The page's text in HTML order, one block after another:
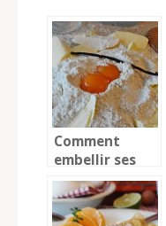
Comment
embellir ses
recettes grâce
à la vanille ?